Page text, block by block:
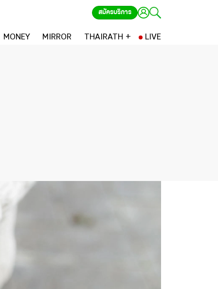
สมัครบริการ
MONEY MIRROR THAIRATH + LIVE